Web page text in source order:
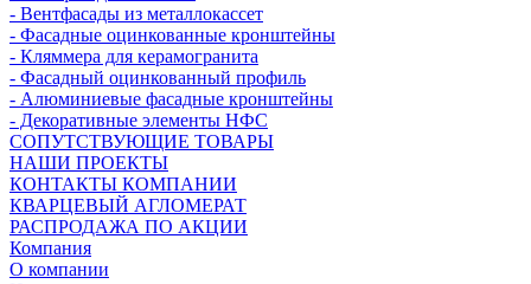
- Вентфасады из металлокассет
- Фасадные оцинкованные кронштейны
- Кляммера для керамогранита
- Фасадный оцинкованный профиль
- Алюминиевые фасадные кронштейны
- Декоративные элементы НФС
СОПУТСТВУЮЩИЕ ТОВАРЫ
НАШИ ПРОЕКТЫ
КОНТАКТЫ КОМПАНИИ
КВАРЦЕВЫЙ АГЛОМЕРАТ
РАСПРОДАЖА ПО АКЦИИ
Компания
О компании